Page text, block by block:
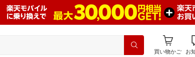
買い物かご お